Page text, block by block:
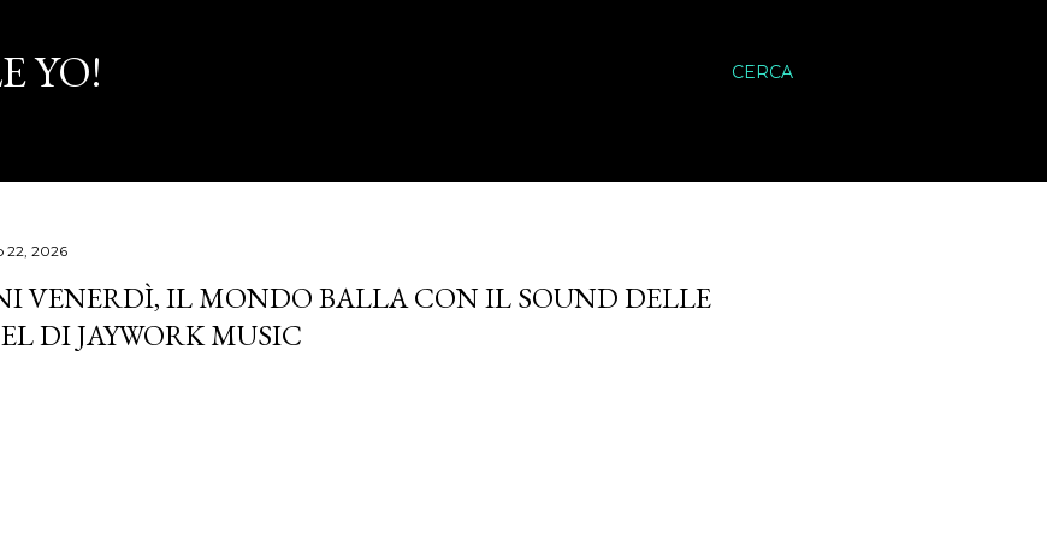
CERCA
YO!
22, 2026
VENERDÌ, IL MONDO BALLA CON IL SOUND DELLE
DI JAYWORK MUSIC